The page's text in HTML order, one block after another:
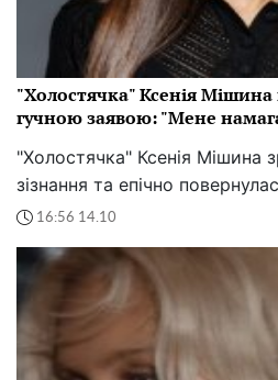
"Холостячка" Ксенія Мішина
гучною заявою: "Мене
"Холостячка" Ксенія Мішина
зізнання та епічно
16:56 14.10